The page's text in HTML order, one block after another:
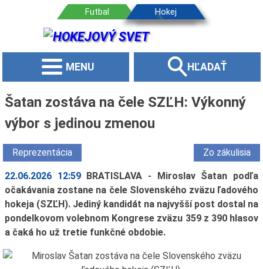
MENU HĽADAŤ
Šatan zostáva na čele SZĽH: Výkonný
výbor s jedinou zmenou
Reprezentácia Zo zákulisia
22.06.2026 12:59 BRATISLAVA - Miroslav Šatan podľa
očakávania zostane na čele Slovenského zväzu ľadového
hokeja (SZĽH). Jediný kandidát na najvyšší post dostal na
pondelkovom volebnom Kongrese zväzu 359 z 390 hlasov
a čaká ho už tretie funkčné obdobie.